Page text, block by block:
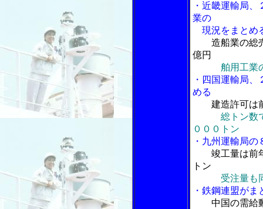
・近畿運輸局
業の
現況をまとめ
造船業の総
億円
舶用工業
・四国運輸局
める
建造許可は
総トン数
０００トン
・九州運輸局
竣工量は前
トン
受注量も
・鉄鋼連盟が
中国の需給